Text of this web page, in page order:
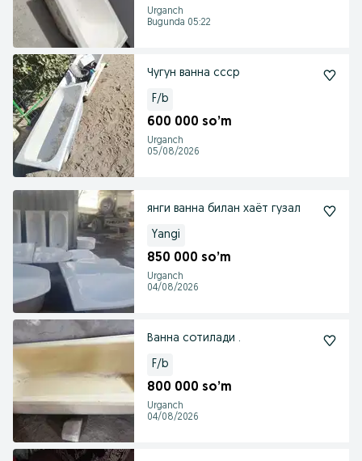
Urganch
Bugunda 05:22
Чугун ванна ссср
F/b
600 000 so’m
Urganch
05/08/2026
янги ванна билан хаëт гузал
Yangi
850 000 so’m
Urganch
04/08/2026
Ванна сотилади .
F/b
800 000 so’m
Urganch
04/08/2026